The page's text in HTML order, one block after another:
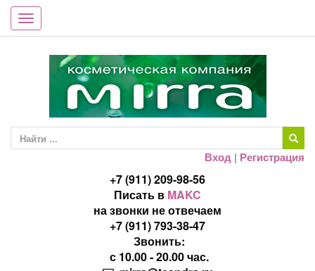
Toggle
navigation
Вход | Регистрация
+7 (911) 209-98-56
Писать в MAKC
на звонки не отвечаем
+7 (911) 793-38-47
Звонить:
с 10.00 - 20.00 час.